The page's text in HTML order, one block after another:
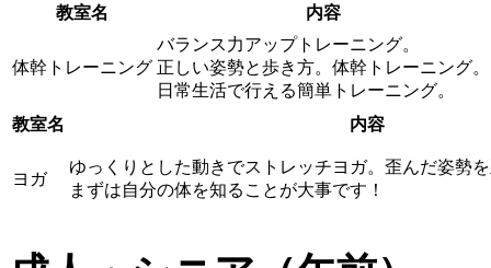
教室名
内容
体幹トレーニング
バランス力アップトレーニング。
正しい姿勢と歩き方。体幹トレーニング。
日常生活で行える簡単トレーニング。
教室名
内容
ヨガ
ゆっくりとした動きでストレッチヨガ。歪んだ姿勢
まずは自分の体を知ることが大事です！